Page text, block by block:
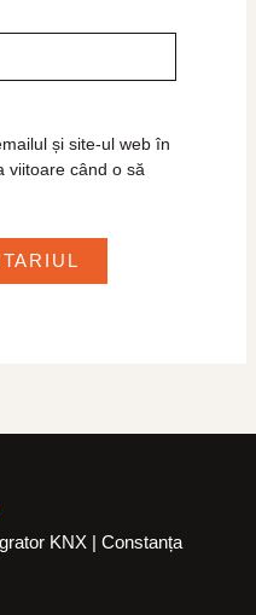
și site-ul web în
viitoare când o să
KNX | Constanța